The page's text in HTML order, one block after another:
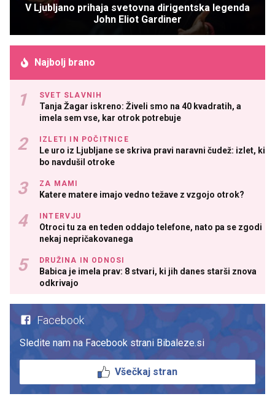
V Ljubljano prihaja svetovna dirigentska legenda
John Eliot Gardiner
Najbolj brano
SVET SLAVNIH
Tanja Žagar iskreno: Živeli smo na 40 kvadratih, a
imela sem vse, kar otrok potrebuje
IZLETI IN POČITNICE
Le uro iz Ljubljane se skriva pravi naravni čudež: izlet, ki
bo navdušil otroke
ZA MAMI
Katere matere imajo vedno težave z vzgojo otrok?
INTERVJU
Otroci tu za en teden oddajo telefone, nato pa se zgodi
nekaj nepričakovanega
DRUŽINA IN ODNOSI
Babica je imela prav: 8 stvari, ki jih danes starši znova
odkrivajo
Facebook
Sledite nam na Facebook strani Bibaleze.si
Všečkaj stran